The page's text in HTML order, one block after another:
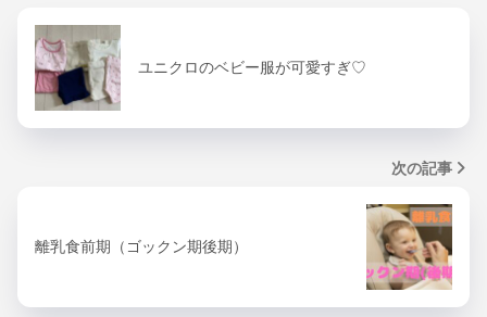
ユニクロのベビー服が可愛すぎ♡
次の記事
離乳食前期（ゴックン期後期）